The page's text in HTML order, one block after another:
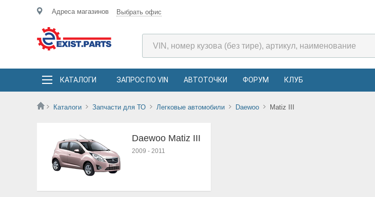
Адреса магазинов Выбрать офис
КАТАЛОГИ ЗАПРОС ПО VIN АВТОТОЧКИ ФОРУМ КЛУБ
Каталоги Запчасти для ТО Легковые автомобили Daewoo Matiz III
Daewoo Matiz III
2009 - 2011